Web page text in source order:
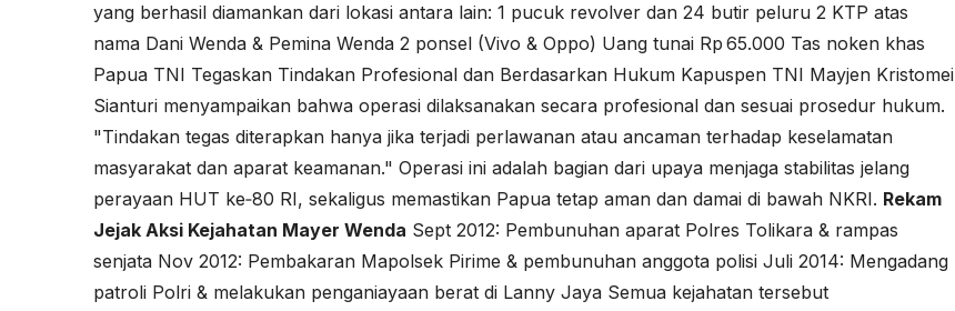
yang berhasil diamankan dari lokasi antara lain: 1 pucuk revolver dan 24 butir peluru 2 KTP atas
nama Dani Wenda & Pemina Wenda 2 ponsel (Vivo & Oppo) Uang tunai Rp 65.000 Tas noken khas
Papua TNI Tegaskan Tindakan Profesional dan Berdasarkan Hukum Kapuspen TNI Mayjen Kristomei
Sianturi menyampaikan bahwa operasi dilaksanakan secara profesional dan sesuai prosedur hukum.
"Tindakan tegas diterapkan hanya jika terjadi perlawanan atau ancaman terhadap keselamatan
masyarakat dan aparat keamanan." Operasi ini adalah bagian dari upaya menjaga stabilitas jelang
perayaan HUT ke‑80 RI, sekaligus memastikan Papua tetap aman dan damai di bawah NKRI. Rekam
Jejak Aksi Kejahatan Mayer Wenda Sept 2012: Pembunuhan aparat Polres Tolikara & rampas
senjata Nov 2012: Pembakaran Mapolsek Pirime & pembunuhan anggota polisi Juli 2014: Mengadang
patroli Polri & melakukan penganiayaan berat di Lanny Jaya Semua kejahatan tersebut